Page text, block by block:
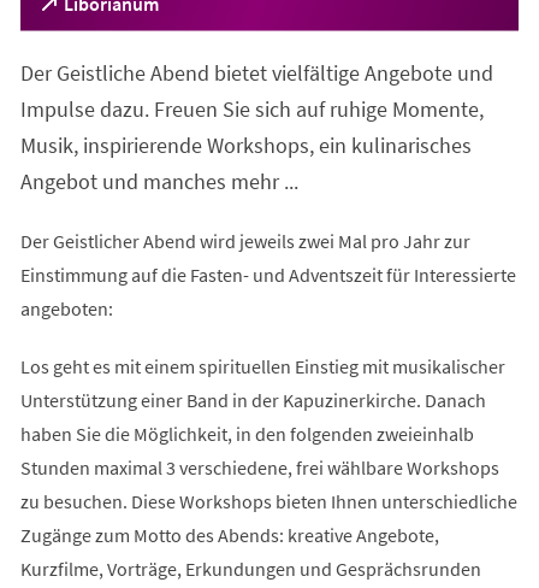
in
neuen
Tab)
Der Geistliche Abend bietet vielfältige Angebote und
Impulse dazu. Freuen Sie sich auf ruhige Momente,
Musik, inspirierende Workshops, ein kulinarisches
Angebot und manches mehr ...
Der Geistlicher Abend wird jeweils zwei Mal pro Jahr zur
Einstimmung auf die Fasten- und Adventszeit für Interessierte
angeboten:
Los geht es mit einem spirituellen Einstieg mit musikalischer
Unterstützung einer Band in der Kapuzinerkirche. Danach
haben Sie die Möglichkeit, in den folgenden zweieinhalb
Stunden maximal 3 verschiedene, frei wählbare Workshops
zu besuchen. Diese Workshops bieten Ihnen unterschiedliche
Zugänge zum Motto des Abends: kreative Angebote,
Kurzfilme, Vorträge, Erkundungen und Gesprächsrunden